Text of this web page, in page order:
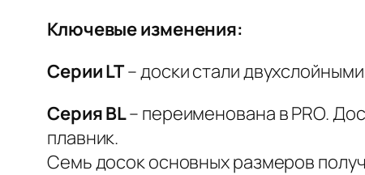
Ключевые изменения:
Серии LT– доски стали
Серия BL– переименована в PRO.
плавник.
Семь досок основных размеров